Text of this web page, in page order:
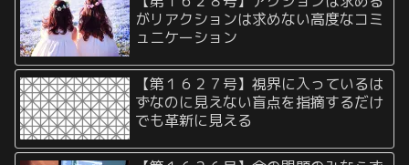
がリアクションは求めない高度なコミ
ュニケーション
【第１６２７号】視界に入っているは
ずなのに見えない盲点を指摘するだけ
でも革新に見える